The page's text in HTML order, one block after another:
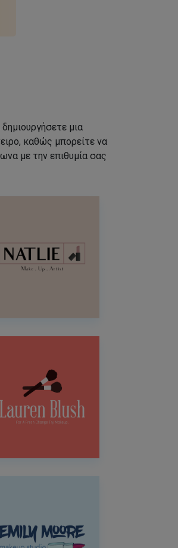
μια
καθώς μπορείτε να
με την επιθυμία σας